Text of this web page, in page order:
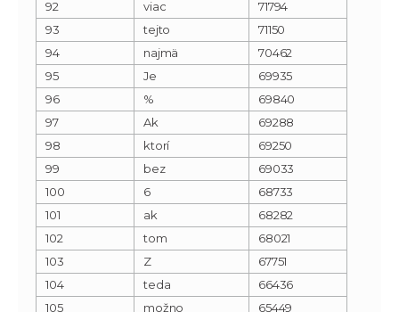
92 viac
71794
93
tejto
71150
94
najmä
70462
95
Je
69935
96
%
69840
97
Ak
69288
98
ktorí
69250
99
bez
69033
100
6
68733
101
ak
68282
102
tom
68021
103
Z
67751
104
teda
66436
105
možno
65449